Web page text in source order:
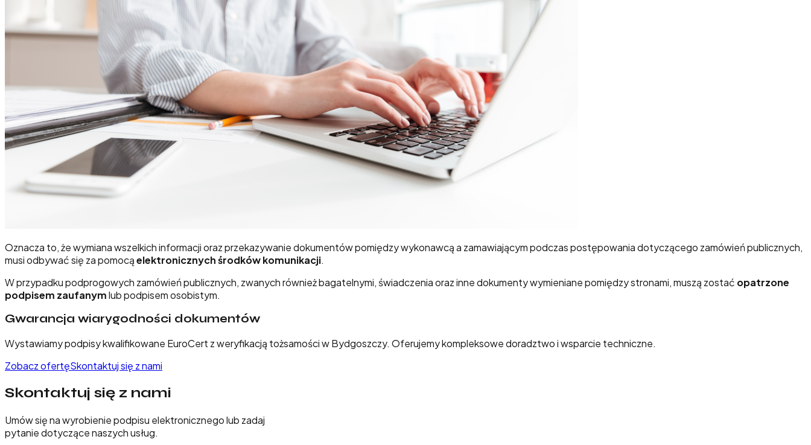
Oznacza to, że wymiana wszelkich informacji oraz przekazywanie dokumentów pomiędzy wykonawcą a zamawiającym podczas postępowania dotyczącego zamówień publicznych,
musi odbywać się za pomocąelektronicznych środków komunikacji.
W przypadku podprogowych zamówień publicznych, zwanych również bagatelnymi, świadczenia oraz inne dokumenty wymieniane pomiędzy stronami, muszą zostać opatrzone
podpisem zaufanymlub podpisem osobistym.
Gwarancja wiarygodności dokumentów
Wystawiamy podpisy kwalifikowane EuroCert z weryfikacją tożsamości w Bydgoszczy. Oferujemy kompleksowe doradztwo i wsparcie techniczne.
Zobacz ofertęSkontaktuj się z nami
Skontaktuj się z nami
Umów się na wyrobienie podpisu elektronicznego lub zadaj
pytanie dotyczące naszych usług.